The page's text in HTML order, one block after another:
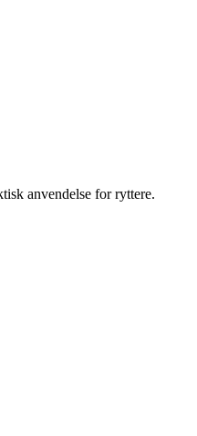
anvendelse for ryttere.